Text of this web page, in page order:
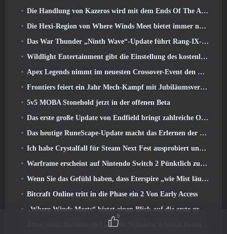
Die Handlung von Kazeros wird mit dem Ends Of The Abyss-Update von Lost Ark abgeschlossen
Die Hexi-Region von Where Winds Meet bietet immer noch das, was Spieler lieben, und ist gleichzeitig ein einzigartiges Erlebnis
Das War Thunder „Ninth Wave“-Update führt Rang-IX-Jets ein
Wildlight Entertainment gibt die Einstellung des kostenlosen Helden-Shooters Highguard bekannt
Apex Legends nimmt im neuesten Crossover-Event den Kampf mit dem Gundam-Universum auf
Frontiers feiert ein Jahr Mech-Kampf mit Jubiläumsveranstaltungen
5v5 MOBA Stonehold jetzt in der offenen Beta
Das erste große Update von Endfield bringt zahlreiche Optimierungen mit sich
Das heutige RuneScape-Update macht das Erlernen der ursprünglichen Kampfstile des MMORPGs einfacher
Ich habe Crystalfall für Steam Next Fest ausprobiert und das habe ich gelernt
Warframe erscheint auf Nintendo Switch 2 Pünktlich zum nächsten großen Update, Der Schattengraph
Wenn Sie das Gefühl haben, dass Eterspire „wie Mist läuft“, Der Creative Director sagt, dass dies nicht mehr der Fall sei
Bitcraft Online tritt in die Phase ein 2 Von Early Access
„Where Winds Meets“ bietet einen Blick auf die erste große Erweiterung im Hexi-Livestream
Rette einen Dschinn und lass dir Wünsche erfüllen in der Mirage League von Path Of Exile
9